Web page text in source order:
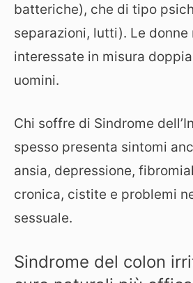
batteriche), che di tipo
separazioni, lutti). Le donne
interessate in misura
uomini.
Chi soffre di Sindrome
spesso presenta sintomi
ansia, depressione,
cronica, cistite e problemi
sessuale.
Sindrome del colon